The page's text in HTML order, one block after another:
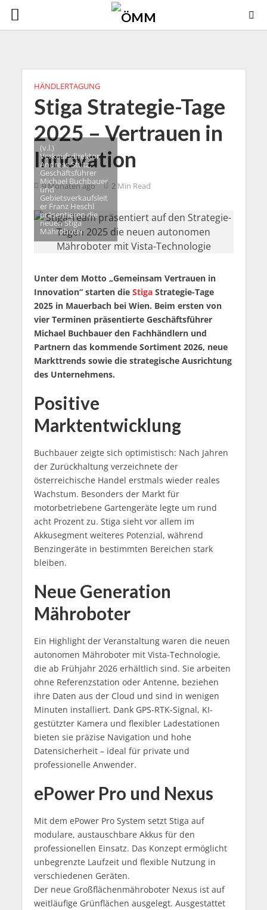
HÄNDLERTAGUNG
Stiga Strategie-Tage
2025 – Vertrauen in
Innovation
9 Monaten ago 2 Min Read
(v.l.)
Verkaufsdirektor
Andreas Stütz,
Geschäftsführer
Michael Buchbauer
und
Gebietsverkaufsleit
er Franz Heschl
präsentieren die
neuen Stiga
Mähroboter
Unter dem Motto „Gemeinsam Vertrauen in
Innovation“ starten die StigaStrategie-Tage
2025 in Mauerbach bei Wien. Beim ersten von
vier Terminen präsentierte Geschäftsführer
Michael Buchbauer den Fachhändlern und
Partnern das kommende Sortiment 2026, neue
Markttrends sowie die strategische Ausrichtung
des Unternehmens.
Positive
Marktentwicklung
Buchbauer zeigte sich optimistisch: Nach Jahren
der Zurückhaltung verzeichnete der
österreichische Handel erstmals wieder reales
Wachstum. Besonders der Markt für
motorbetriebene Gartengeräte legte um rund
acht Prozent zu. Stiga sieht vor allem im
Akkusegment weiteres Potenzial, während
Benzingeräte in bestimmten Bereichen stark
bleiben.
Neue Generation
Mähroboter
Ein Highlight der Veranstaltung waren die neuen
autonomen Mähroboter mit Vista-Technologie,
die ab Frühjahr 2026 erhältlich sind. Sie arbeiten
ohne Referenzstation oder Antenne, beziehen
ihre Daten aus der Cloud und sind in wenigen
Minuten installiert. Dank GPS-RTK-Signal, KI-
gestützter Kamera und flexibler Ladestationen
bieten sie präzise Navigation und hohe
Datensicherheit – ideal für private und
professionelle Anwender.
ePower Pro und Nexus
Mit dem ePower Pro System setzt Stiga auf
modulare, austauschbare Akkus für den
professionellen Einsatz. Das Konzept ermöglicht
unbegrenzte Laufzeit und flexible Nutzung in
verschiedenen Geräten.
Der neue Großflächenmähroboter Nexus ist auf
weitläufige Grünflächen ausgelegt. Ausgestattet